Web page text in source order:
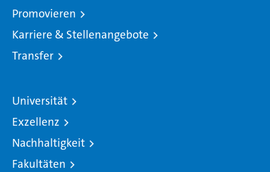
Promovieren
Karriere & Stellenangebote
Transfer
Universität
Exzellenz
Nachhaltigkeit
Fakultäten